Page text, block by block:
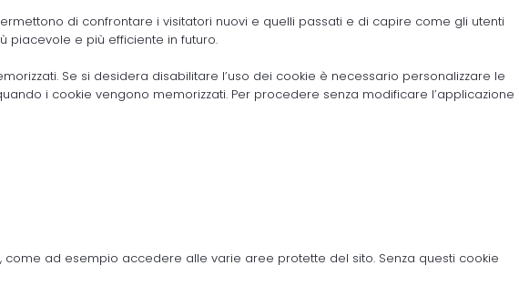
di confrontare i visitatori nuovi e quelli passati e di capire come gli utenti
piacevole e più efficiente in futuro.
Se si desidera disabilitare l’uso dei cookie è necessario personalizzare le
i cookie vengono memorizzati. Per procedere senza modificare l’applicazione
ad esempio accedere alle varie aree protette del sito. Senza questi cookie